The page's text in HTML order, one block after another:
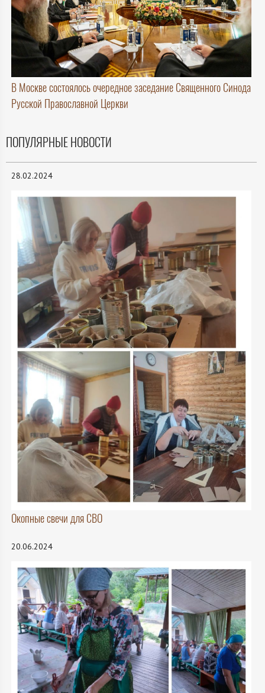
В Москве состоялось очередное заседание Священного Синода
Русской Православной Церкви
ПОПУЛЯРНЫЕ НОВОСТИ
28.02.2024
Окопные свечи для СВО
20.06.2024